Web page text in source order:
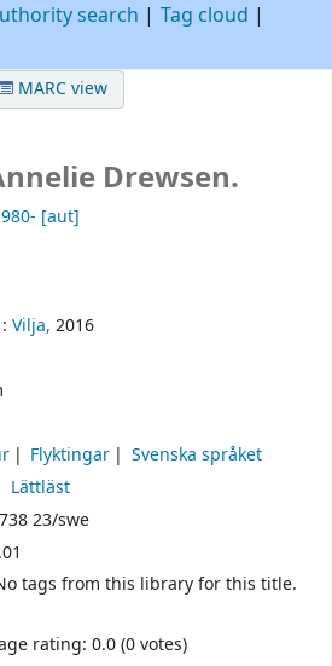
search
Tag cloud
MARC view
Drewsen.
[aut]
Vilja, 2016
Flyktingar
Svenska språket
Lättläst
23/swe
tags from this library for this title.
rating: 0.0 (0 votes)